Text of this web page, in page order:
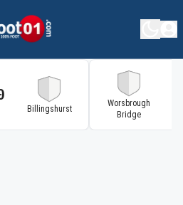
Billingshurst
Worsbrough
Bridge